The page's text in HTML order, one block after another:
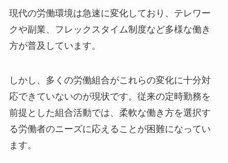
現代の労働環境は急速に変化しており、テレワー
クや副業、フレックスタイム制度など多様な働き
方が普及しています。
しかし、多くの労働組合がこれらの変化に十分対
応できていないのが現状です。従来の定時勤務を
前提とした組合活動では、柔軟な働き方を選択す
る労働者のニーズに応えることが困難になってい
ます。